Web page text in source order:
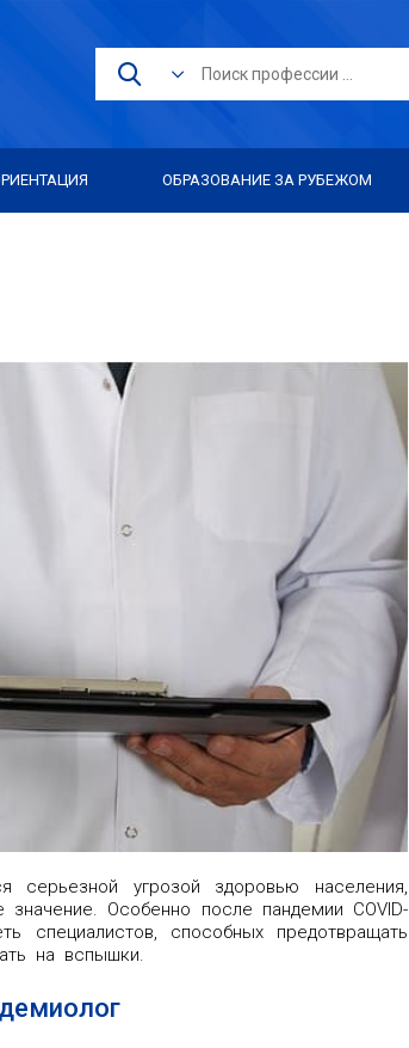
ОБРАЗОВАНИЕ ЗА РУБЕЖОМ
серьезной угрозой здоровью населения,
Особенно после пандемии COVID-
специалистов, способных предотвращать
на вспышки.